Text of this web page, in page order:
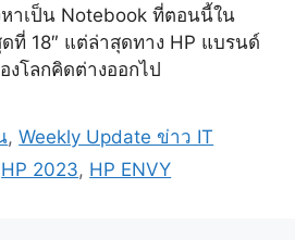
าเป็น Notebook ที่ตอนนี้ใน
ที่ 18″ แต่ล่าสุดทาง HP แบรนด์
โลกคิดต่างออกไป
,Weekly Update ข่าว IT
HP 2023, HP ENVY